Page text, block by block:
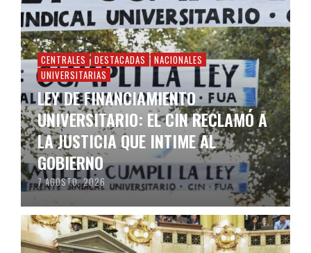
CENTRALES DESTACADAS
NACIONALES
UNIVERSITARIAS
LEY DE FINANCIAMIENTO
UNIVERSITARIO: EL CIN RECLAMÓ A
LA JUSTICIA QUE INTIME AL
GOBIERNO
7 AGOSTO, 2026